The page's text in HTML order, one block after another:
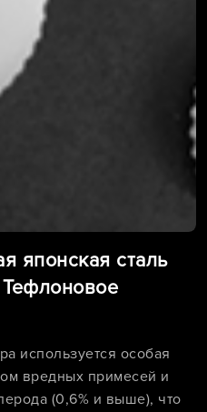
японская сталь
используется особая
вредных примесей и
(0,6% и выше), что